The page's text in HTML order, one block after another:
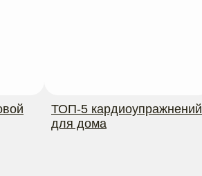
ТОП-5 кардиоупражнений
для дома